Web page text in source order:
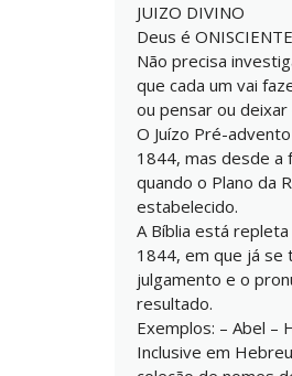
JUIZO DIVINO
Deus é
Não precisa
que cada um vai
ou pensar ou deixar
O Juízo Pré-
1844, mas desde a
quando o Plano da
estabelecido.
A Bíblia está
1844, em que já se
julgamento e o
resultado.
Exemplos: – Abel –
Inclusive em